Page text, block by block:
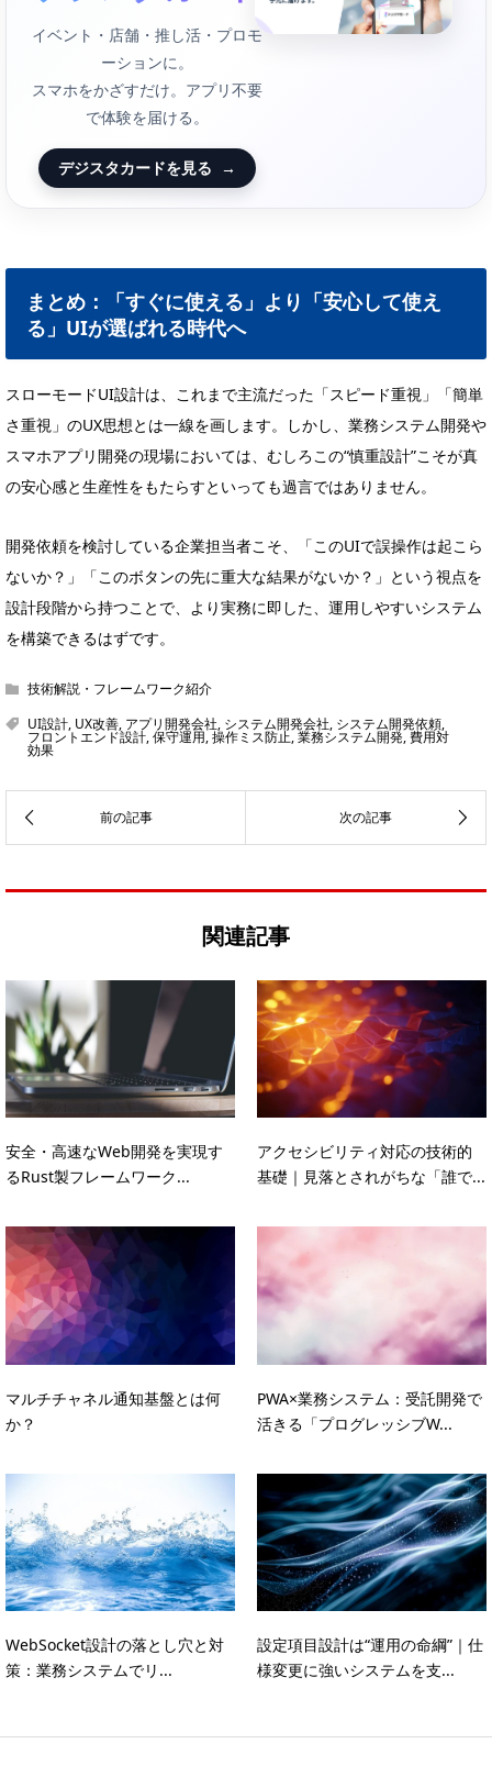
イベント・店舗・推し活・プロモ
ーションに。
スマホをかざすだけ。アプリ不要
で体験を届ける。
デジスタカードを見る →
まとめ：「すぐに使える」より「安心して使え
る」UIが選ばれる時代へ
スローモードUI設計は、これまで主流だった「スピード重視」「簡単
さ重視」のUX思想とは一線を画します。しかし、業務システム開発や
スマホアプリ開発の現場においては、むしろこの“慎重設計”こそが真
の安心感と生産性をもたらすといっても過言ではありません。
開発依頼を検討している企業担当者こそ、「このUIで誤操作は起こら
ないか？」「このボタンの先に重大な結果がないか？」という視点を
設計段階から持つことで、より実務に即した、運用しやすいシステム
を構築できるはずです。
技術解説・フレームワーク紹介
UI設計, UX改善, アプリ開発会社, システム開発会社, システム開発依頼,
フロントエンド設計,保守運用,操作ミス防止,業務システム開発,費用対
効果
関連記事
安全・高速なWeb開発を実現す
るRust製フレームワーク...
アクセシビリティ対応の技術的
基礎｜見落とされがちな「誰で...
マルチチャネル通知基盤とは何
か？
PWA×業務システム：受託開発で
活きる「プログレッシブW...
WebSocket設計の落とし穴と対
策：業務システムでリ...
設定項目設計は“運用の命綱”｜仕
様変更に強いシステムを支...